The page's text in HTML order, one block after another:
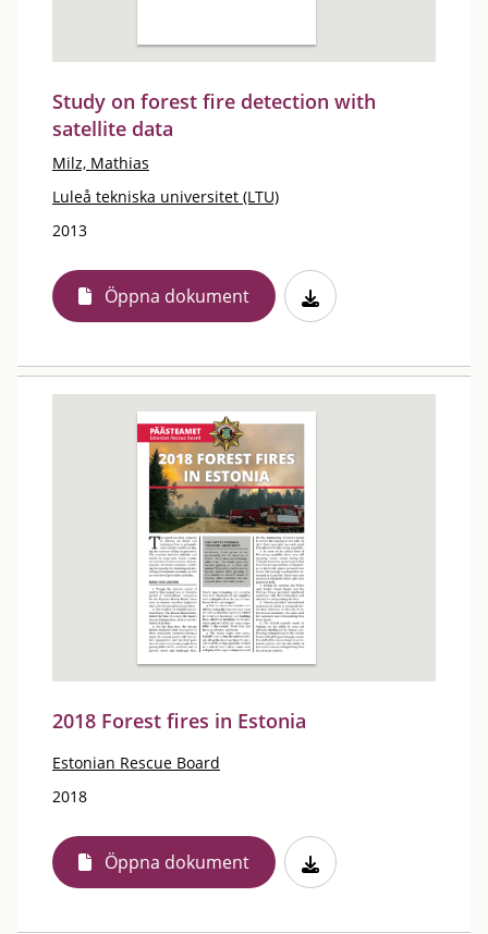
Study on forest fire detection with
satellite data
Milz, Mathias
Luleå tekniska universitet (LTU)
2013
Öppna dokument
2018 Forest fires in Estonia
Estonian Rescue Board
2018
Öppna dokument